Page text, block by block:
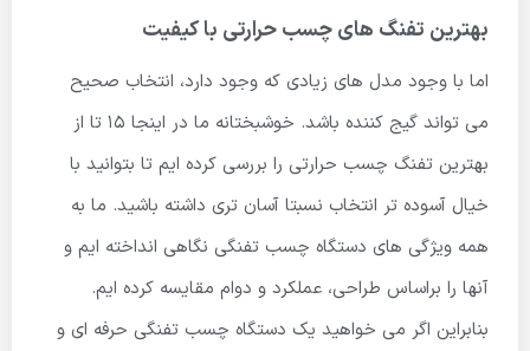
بهترین تفنگ های چسب حرارتی با کیفیت
اما با وجود مدل های زیادی که وجود دارد، انتخاب صحیح
می تواند گیج کننده باشد. خوشبختانه ما در اینجا 15 تا از
بهترین تفنگ چسب حرارتی را بررسی کرده ایم تا بتوانید با
خیال آسوده تر انتخاب نسبتا آسان تری داشته باشید. ما به
همه ویژگی های دستگاه چسب تفنگی نگاهی انداخته ایم و
آنها را براساس طراحی، عملکرد و دوام مقایسه کرده ایم.
بنابراین اگر می خواهید یک دستگاه چسب تفنگی حرفه ای و